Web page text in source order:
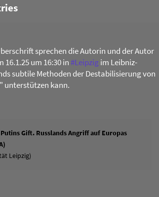
sprechen die Autorin und der Autor
um 16:30 in#Leipzig im Leibniz-
subtile Methoden der Destabilisierung von
unterstützen kann.
Gift. Russlands Angriff auf Europas
Leipzig)